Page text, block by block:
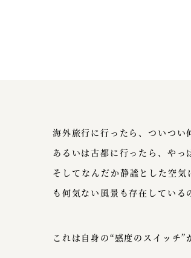
海外旅行に行ったら、ついつい
あるいは古都に行ったら、やっ
そしてなんだか静謐とした空
も何気ない風景も存在している
これは自身の“感度のスイッチ”